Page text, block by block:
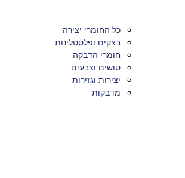
כל החומרי יצירה
בצקים ופלסטלינות
חומרי הדבקה
טושים וצבעים
יצירות וגזירות
מדבקות